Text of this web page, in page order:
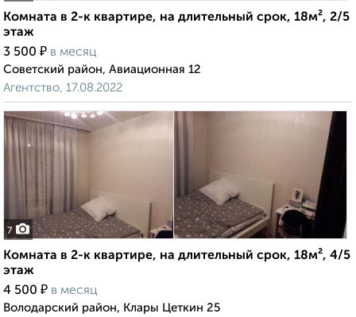
Комната в 2-к квартире, на длительный срок, 18м², 2/5
этаж
3 500 ₽ в месяц
Советский район, Авиационная 12
Агентство, 17.08.2022
7
Комната в 2-к квартире, на длительный срок, 18м², 4/5
этаж
4 500 ₽ в месяц
Володарский район, Клары Цеткин 25